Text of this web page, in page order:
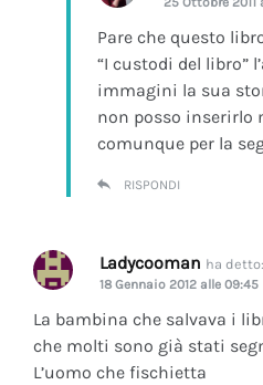
Pare che questo
“I custodi del libro”
immagini la sua
non posso inserirlo
comunque per la
RISPONDI
Ladycooman ha detto:
18 Gennaio 2012 alle 09:45
La bambina che salvava i
che molti sono già stati
L’uomo che fischietta